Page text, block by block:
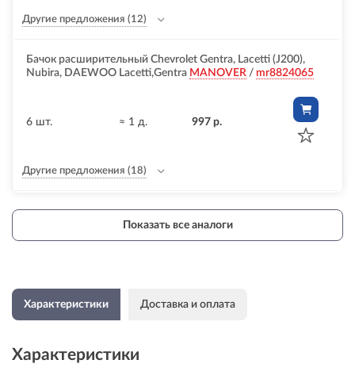
Другие предложения (12)
Бачок расширительный Chevrolet Gentra, Lacetti (J200),
Nubira, DAEWOO Lacetti,Gentra MANOVER / mr8824065
6 шт. ≈ 1 д. 997 р.
Другие предложения (18)
Показать все аналоги
Характеристики Доставка и оплата
Характеристики